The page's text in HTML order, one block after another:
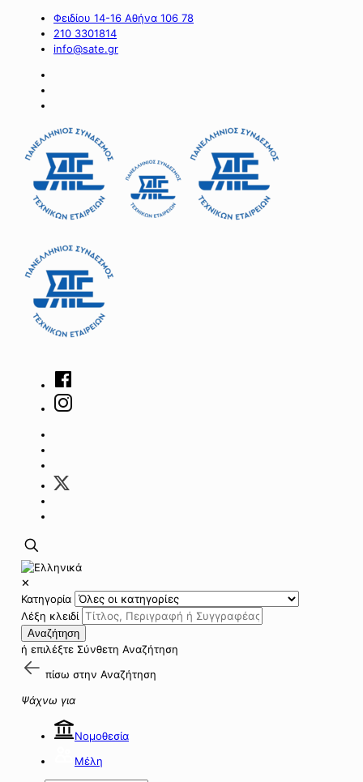
Φειδίου 14-16 Αθήνα 106 78
210 3301814
info@sate.gr
✕
Κατηγορία
Λέξη κλειδί
Αναζήτηση
ή επιλέξτε Σύνθετη Αναζήτηση
πίσω στην Αναζήτηση
Ψάχνω για
Νομοθεσία
Μέλη